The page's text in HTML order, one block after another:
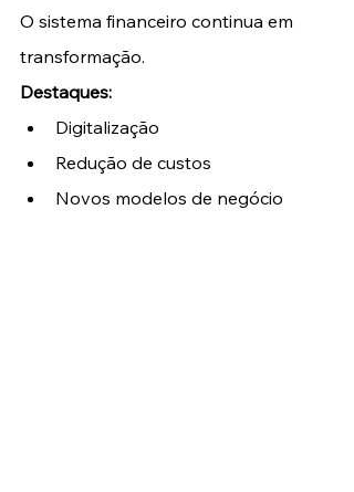
O sistema financeiro continua em
transformação.
Destaques:
Digitalização
Redução de custos
Novos modelos de negócio